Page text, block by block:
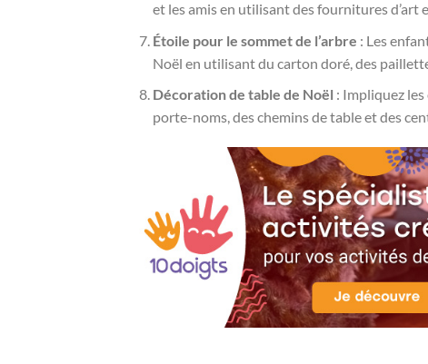
et les amis en utilisant des fournitures d’art
Étoile pour le sommet de l’arbre : Les
Noël en utilisant du carton doré, des
Décoration de table de Noël : Impliquez
porte-noms, des chemins de table et des